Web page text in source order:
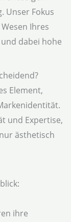
Unser Fokus
Ihres
dabei hohe
Element,
und Expertise,
ästhetisch
ihre